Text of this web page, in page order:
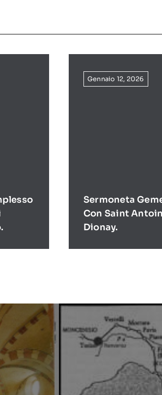
Gennaio 12, 2026
Sermoneta
Con Saint
Dionay.